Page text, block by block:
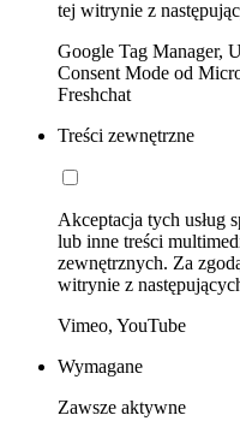
tej witrynie z
Google Tag Manager,
Consent Mode od
Freshchat
Treści zewnętrzne
Akceptacja tych usług
lub inne treści
zewnętrznych. Za
witrynie z
Vimeo, YouTube
Wymagane
Zawsze aktywne